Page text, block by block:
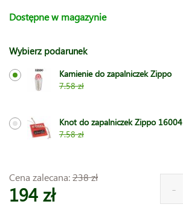
Dostępne w magazynie
Wybierz podarunek
Kamienie do zapalniczek Zippo
7.58 zł
Knot do zapalniczek Zippo 16004
7.58 zł
Cena zalecana:238 zł
194 zł